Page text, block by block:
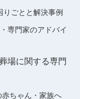
りごとと解決事例
専門家のアドバイ
場に関する専門
ちゃん・家族へ